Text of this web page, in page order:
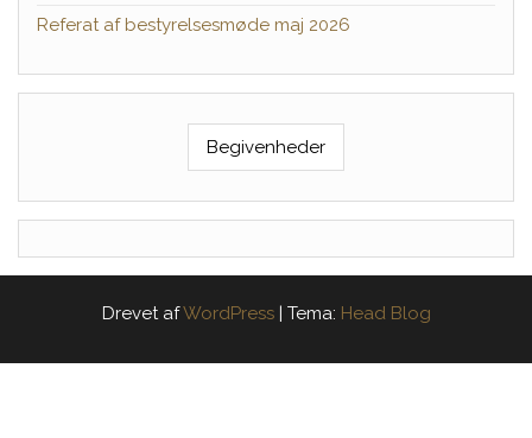
Referat af bestyrelsesmøde maj 2026
Begivenheder
Drevet afWordPress Tema: Head Blog